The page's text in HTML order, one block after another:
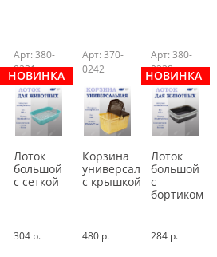
Арт: 380-
0231
НОВИНКА
Лоток
большой
с сеткой
304 р.
Арт: 370-
0242
Корзина
универсальная
с крышкой
480 р.
Арт: 380-
0238
НОВИНКА
Лоток
большой
с
бортиком
284 р.